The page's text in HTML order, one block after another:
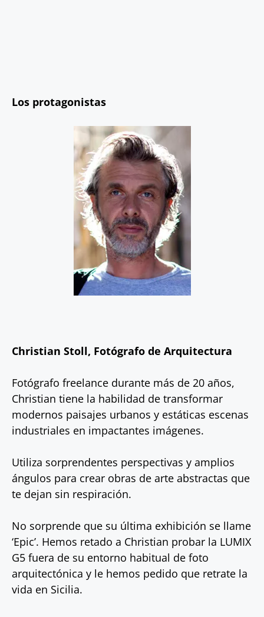
Los protagonistas
Christian Stoll, Fotógrafo de Arquitectura
Fotógrafo freelance durante más de 20 años,
Christian tiene la habilidad de transformar
modernos paisajes urbanos y estáticas escenas
industriales en impactantes imágenes.
Utiliza sorprendentes perspectivas y amplios
ángulos para crear obras de arte abstractas que
te dejan sin respiración.
No sorprende que su última exhibición se llame
‘Epic’. Hemos retado a Christian probar la LUMIX
G5 fuera de su entorno habitual de foto
arquitectónica y le hemos pedido que retrate la
vida en Sicilia.